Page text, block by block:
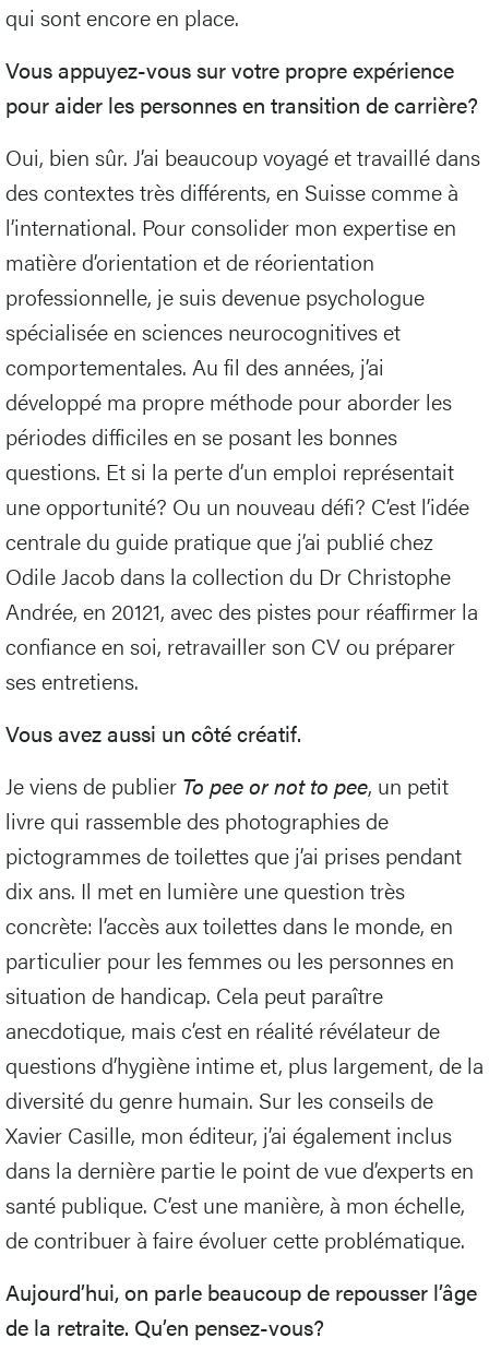
qui sont encore en place.
Vous appuyez-vous sur votre propre expérience
pour aider les personnes en transition de carrière?
Oui, bien sûr. J’ai beaucoup voyagé et travaillé dans
des contextes très différents, en Suisse comme à
l’international. Pour consolider mon expertise en
matière d’orientation et de réorientation
professionnelle, je suis devenue psychologue
spécialisée en sciences neurocognitives et
comportementales. Au fil des années, j’ai
développé ma propre méthode pour aborder les
périodes difficiles en se posant les bonnes
questions. Et si la perte d’un emploi représentait
une opportunité? Ou un nouveau défi? C’est l’idée
centrale du guide pratique que j’ai publié chez
Odile Jacob dans la collection du Dr Christophe
Andrée, en 20121, avec des pistes pour réaffirmer la
confiance en soi, retravailler son CV ou préparer
ses entretiens.
Vous avez aussi un côté créatif.
Je viens de publier To pee or not to pee, un petit
livre qui rassemble des photographies de
pictogrammes de toilettes que j’ai prises pendant
dix ans. Il met en lumière une question très
concrète: l’accès aux toilettes dans le monde, en
particulier pour les femmes ou les personnes en
situation de handicap. Cela peut paraître
anecdotique, mais c’est en réalité révélateur de
questions d’hygiène intime et, plus largement, de la
diversité du genre humain. Sur les conseils de
Xavier Casille, mon éditeur, j’ai également inclus
dans la dernière partie le point de vue d’experts en
santé publique. C’est une manière, à mon échelle,
de contribuer à faire évoluer cette problématique.
Aujourd’hui, on parle beaucoup de repousser l’âge
de la retraite. Qu’en pensez-vous?